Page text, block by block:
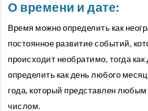
О времени и дате:
Время можно определить как
постоянное развитие событий,
происходит необратимо, тогда
определить как день любого
года, который представлен любым
числом.